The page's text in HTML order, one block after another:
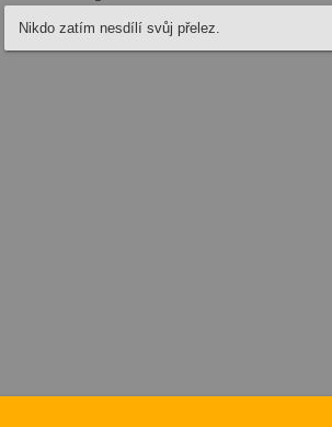
Nikdo zatím nesdílí svůj přelez.